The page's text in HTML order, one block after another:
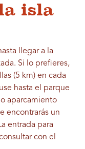
isla
llegar a la
Si lo prefieres,
(5 km) en cada
hasta el parque
aparcamiento
encontrarás un
entrada para
con el